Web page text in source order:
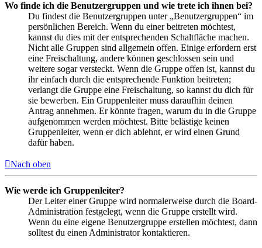
Wo finde ich die Benutzergruppen und wie trete ich ihnen bei?
Du findest die Benutzergruppen unter „Benutzergruppen“ im
persönlichen Bereich. Wenn du einer beitreten möchtest,
kannst du dies mit der entsprechenden Schaltfläche machen.
Nicht alle Gruppen sind allgemein offen. Einige erfordern erst
eine Freischaltung, andere können geschlossen sein und
weitere sogar versteckt. Wenn die Gruppe offen ist, kannst du
ihr einfach durch die entsprechende Funktion beitreten;
verlangt die Gruppe eine Freischaltung, so kannst du dich für
sie bewerben. Ein Gruppenleiter muss daraufhin deinen
Antrag annehmen. Er könnte fragen, warum du in die Gruppe
aufgenommen werden möchtest. Bitte belästige keinen
Gruppenleiter, wenn er dich ablehnt, er wird einen Grund
dafür haben.
Nach oben
Wie werde ich Gruppenleiter?
Der Leiter einer Gruppe wird normalerweise durch die Board-
Administration festgelegt, wenn die Gruppe erstellt wird.
Wenn du eine eigene Benutzergruppe erstellen möchtest, dann
solltest du einen Administrator kontaktieren.